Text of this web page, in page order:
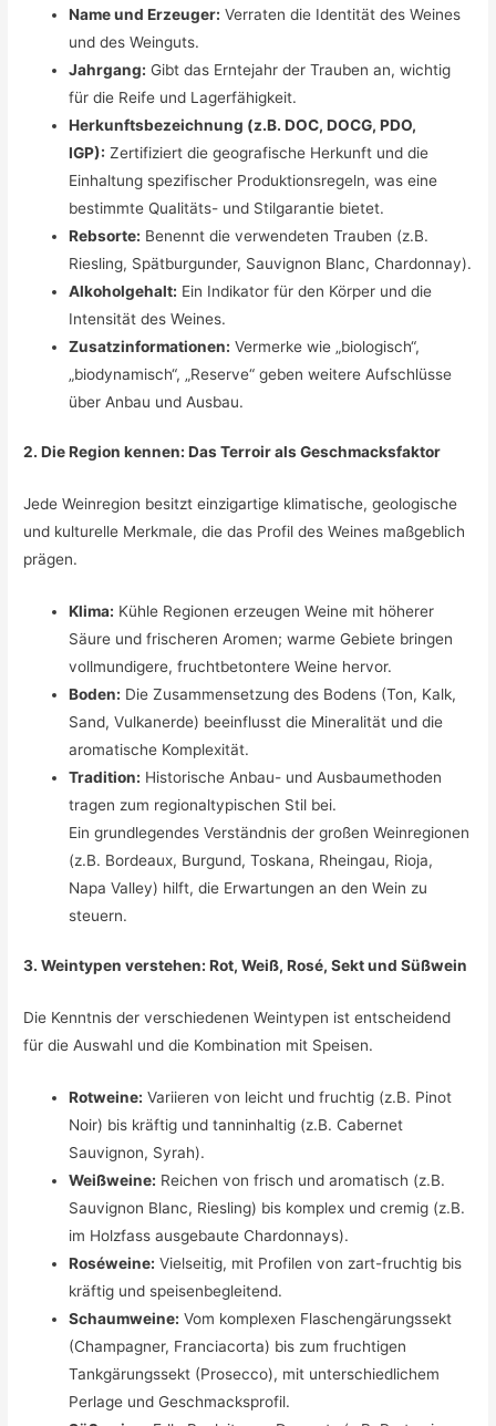
Name und Erzeuger: Verraten die Identität des Weines
und des Weinguts.
Jahrgang: Gibt das Erntejahr der Trauben an, wichtig
für die Reife und Lagerfähigkeit.
Herkunftsbezeichnung (z.B. DOC, DOCG, PDO,
IGP): Zertifiziert die geografische Herkunft und die
Einhaltung spezifischer Produktionsregeln, was eine
bestimmte Qualitäts- und Stilgarantie bietet.
Rebsorte: Benennt die verwendeten Trauben (z.B.
Riesling, Spätburgunder, Sauvignon Blanc, Chardonnay).
Alkoholgehalt: Ein Indikator für den Körper und die
Intensität des Weines.
Zusatzinformationen: Vermerke wie „biologisch“,
„biodynamisch“, „Reserve“ geben weitere Aufschlüsse
über Anbau und Ausbau.
2. Die Region kennen: Das Terroir als Geschmacksfaktor
Jede Weinregion besitzt einzigartige klimatische, geologische
und kulturelle Merkmale, die das Profil des Weines maßgeblich
prägen.
Klima: Kühle Regionen erzeugen Weine mit höherer
Säure und frischeren Aromen; warme Gebiete bringen
vollmundigere, fruchtbetontere Weine hervor.
Boden: Die Zusammensetzung des Bodens (Ton, Kalk,
Sand, Vulkanerde) beeinflusst die Mineralität und die
aromatische Komplexität.
Tradition: Historische Anbau- und Ausbaumethoden
tragen zum regionaltypischen Stil bei.
Ein grundlegendes Verständnis der großen Weinregionen
(z.B. Bordeaux, Burgund, Toskana, Rheingau, Rioja,
Napa Valley) hilft, die Erwartungen an den Wein zu
steuern.
3. Weintypen verstehen: Rot, Weiß, Rosé, Sekt und Süßwein
Die Kenntnis der verschiedenen Weintypen ist entscheidend
für die Auswahl und die Kombination mit Speisen.
Rotweine: Variieren von leicht und fruchtig (z.B. Pinot
Noir) bis kräftig und tanninhaltig (z.B. Cabernet
Sauvignon, Syrah).
Weißweine: Reichen von frisch und aromatisch (z.B.
Sauvignon Blanc, Riesling) bis komplex und cremig (z.B.
im Holzfass ausgebaute Chardonnays).
Roséweine: Vielseitig, mit Profilen von zart-fruchtig bis
kräftig und speisenbegleitend.
Schaumweine: Vom komplexen Flaschengärungssekt
(Champagner, Franciacorta) bis zum fruchtigen
Tankgärungssekt (Prosecco), mit unterschiedlichem
Perlage und Geschmacksprofil.